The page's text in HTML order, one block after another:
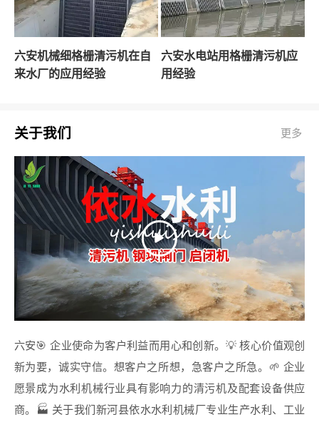
六安机械细格栅清污机在自
来水厂的应用经验
六安水电站用格栅清污机应
用经验
关于我们 更多
六安🎯 企业使命为客户利益而用心和创新。💡 核心价值观创
新为要，诚实守信。想客户之所想，急客户之所急。🌱 企业
愿景成为水利机械行业具有影响力的清污机及配套设备供应
商。🏭 关于我们新河县依水水利机械厂专业生产水利、工业